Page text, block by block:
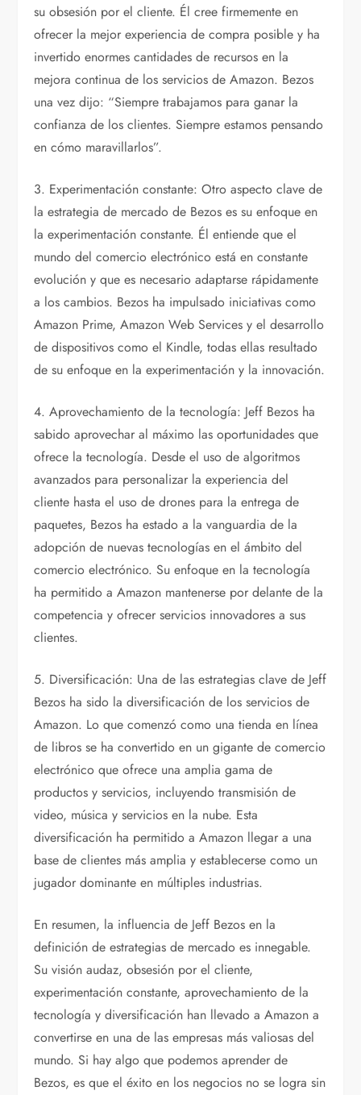
su obsesión por el cliente. Él cree firmemente en
ofrecer la mejor experiencia de compra posible y ha
invertido enormes cantidades de recursos en la
mejora continua de los servicios de Amazon. Bezos
una vez dijo: “Siempre trabajamos para ganar la
confianza de los clientes. Siempre estamos pensando
en cómo maravillarlos”.
3. Experimentación constante: Otro aspecto clave de
la estrategia de mercado de Bezos es su enfoque en
la experimentación constante. Él entiende que el
mundo del comercio electrónico está en constante
evolución y que es necesario adaptarse rápidamente
a los cambios. Bezos ha impulsado iniciativas como
Amazon Prime, Amazon Web Services y el desarrollo
de dispositivos como el Kindle, todas ellas resultado
de su enfoque en la experimentación y la innovación.
4. Aprovechamiento de la tecnología: Jeff Bezos ha
sabido aprovechar al máximo las oportunidades que
ofrece la tecnología. Desde el uso de algoritmos
avanzados para personalizar la experiencia del
cliente hasta el uso de drones para la entrega de
paquetes, Bezos ha estado a la vanguardia de la
adopción de nuevas tecnologías en el ámbito del
comercio electrónico. Su enfoque en la tecnología
ha permitido a Amazon mantenerse por delante de la
competencia y ofrecer servicios innovadores a sus
clientes.
5. Diversificación: Una de las estrategias clave de Jeff
Bezos ha sido la diversificación de los servicios de
Amazon. Lo que comenzó como una tienda en línea
de libros se ha convertido en un gigante de comercio
electrónico que ofrece una amplia gama de
productos y servicios, incluyendo transmisión de
video, música y servicios en la nube. Esta
diversificación ha permitido a Amazon llegar a una
base de clientes más amplia y establecerse como un
jugador dominante en múltiples industrias.
En resumen, la influencia de Jeff Bezos en la
definición de estrategias de mercado es innegable.
Su visión audaz, obsesión por el cliente,
experimentación constante, aprovechamiento de la
tecnología y diversificación han llevado a Amazon a
convertirse en una de las empresas más valiosas del
mundo. Si hay algo que podemos aprender de
Bezos, es que el éxito en los negocios no se logra sin